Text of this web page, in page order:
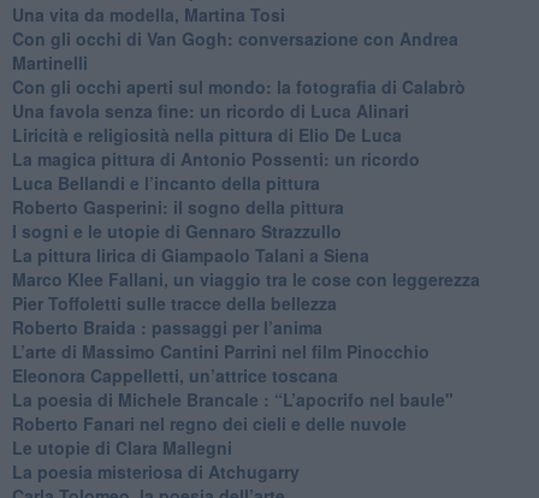
Una vita da modella, Martina Tosi
​Con gli occhi di Van Gogh: conversazione con Andrea
Martinelli
​Con gli occhi aperti sul mondo: la fotografia di Calabrò
Una favola senza fine: un ricordo di Luca Alinari
Liricità e religiosità nella pittura di Elio De Luca
La magica pittura di Antonio Possenti: un ricordo
Luca Bellandi e l’incanto della pittura
​Roberto Gasperini: il sogno della pittura
I sogni e le utopie di Gennaro Strazzullo
La pittura lirica di Giampaolo Talani a Siena
​Marco Klee Fallani, un viaggio tra le cose con leggerezza
​Pier Toffoletti sulle tracce della bellezza
​Roberto Braida : passaggi per l’anima
​L’arte di Massimo Cantini Parrini nel film Pinocchio
Eleonora Cappelletti, un’attrice toscana
​La poesia di Michele Brancale : “L’apocrifo nel baule"
Roberto Fanari nel regno dei cieli e delle nuvole
Le utopie di Clara Mallegni
​La poesia misteriosa di Atchugarry